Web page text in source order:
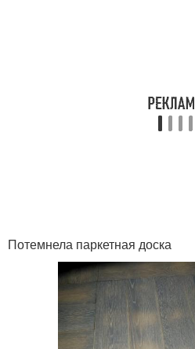
Потемнела паркетная доска